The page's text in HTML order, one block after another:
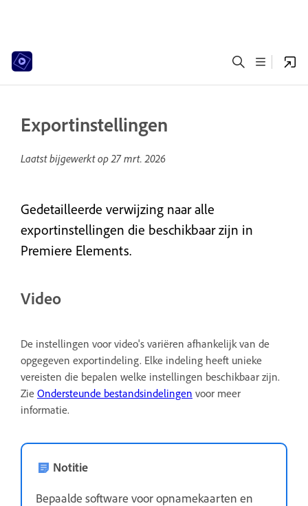
Exportinstellingen
Laatst bijgewerkt op27 mrt. 2026
Gedetailleerde verwijzing naar alle
exportinstellingen die beschikbaar zijn in
Premiere Elements.
Video
De instellingen voor video's variëren afhankelijk van de
opgegeven exportindeling. Elke indeling heeft unieke
vereisten die bepalen welke instellingen beschikbaar zijn.
Zie Ondersteunde bestandsindelingen voor meer
informatie.
Notitie
Bepaalde software voor opnamekaarten en